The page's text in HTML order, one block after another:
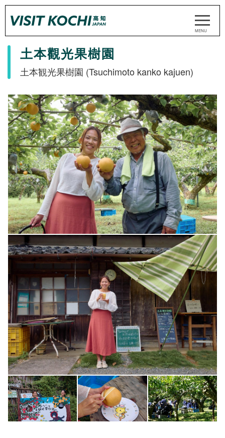
土本觀光果樹園
土本観光果樹園 (Tsuchimoto kanko kajuen)